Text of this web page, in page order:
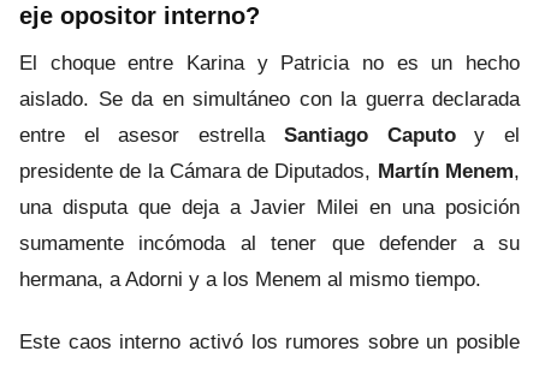
eje opositor interno?
El choque entre Karina y Patricia no es un hecho
aislado. Se da en simultáneo con la guerra declarada
entre el asesor estrella Santiago Caputoy el
presidente de la Cámara de Diputados, Martín Menem,
una disputa que deja a Javier Milei en una posición
sumamente incómoda al tener que defender a su
hermana, a Adorni y a los Menem al mismo tiempo.
Este caos interno activó los rumores sobre un posible